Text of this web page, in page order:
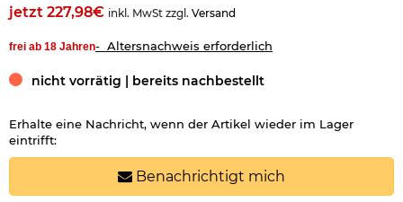
jetzt 227,98€ inkl. MwSt zzgl. Versand
frei ab 18 Jahren- Altersnachweis erforderlich
nicht vorrätig | bereits nachbestellt
Erhalte eine Nachricht, wenn der Artikel wieder im Lager
eintrifft:
Benachrichtigt mich